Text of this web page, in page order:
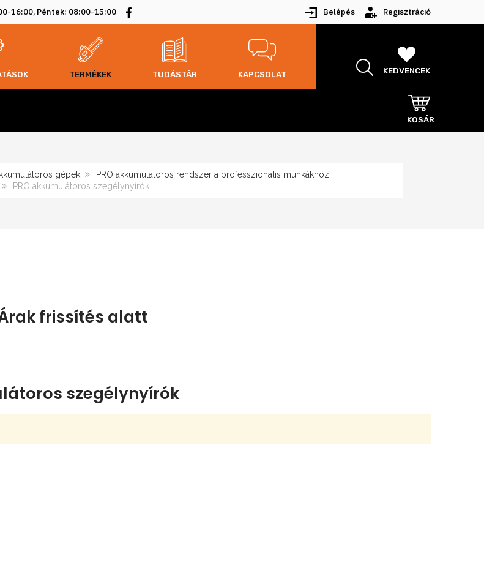
16:00, Péntek: 08:00-15:00 Belépés Regisztráció
TERMÉKEK TUDÁSTÁR KAPCSOLAT KEDVENCEK
KOSÁR
gépek
PRO akkumulátoros rendszer a professzionális munkákhoz
PRO akkumulátoros szegélynyírók
frissítés alatt
szegélynyírók